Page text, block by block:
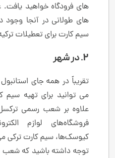
های فرودگاه خواهید
های طولانی در آنجا وجود
سیم کارت برای تعطیلات
2. در شهر
تقریباً در همه جای
می توانید برای تهیه سیم
علاوه بر شعب رسمی
فروشگاه‌های لوازم
کیوسک‌ها، سیم کارت ترکی
توجه داشته باشید که شعب